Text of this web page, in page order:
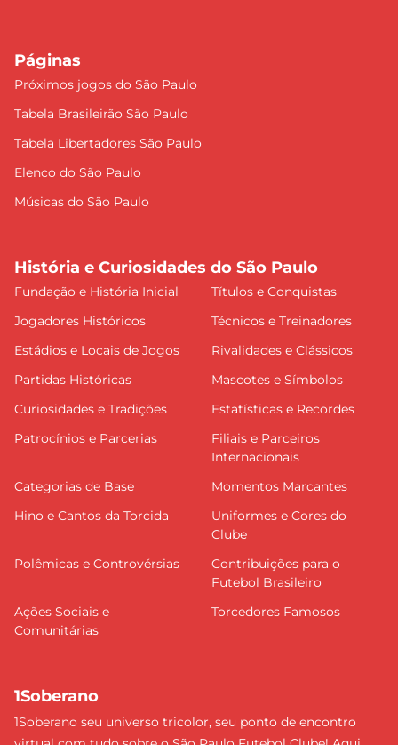
Páginas
Próximos jogos do São Paulo
Tabela Brasileirão São Paulo
Tabela Libertadores São Paulo
Elenco do São Paulo
Músicas do São Paulo
História e Curiosidades do São Paulo
Fundação e História Inicial
Títulos e Conquistas
Jogadores Históricos
Técnicos e Treinadores
Estádios e Locais de Jogos
Rivalidades e Clássicos
Partidas Históricas
Mascotes e Símbolos
Curiosidades e Tradições
Estatísticas e Recordes
Patrocínios e Parcerias
Filiais e Parceiros
Internacionais
Categorias de Base
Momentos Marcantes
Hino e Cantos da Torcida
Uniformes e Cores do
Clube
Polêmicas e Controvérsias
Contribuições para o
Futebol Brasileiro
Ações Sociais e
Comunitárias
Torcedores Famosos
1Soberano
1Soberano seu universo tricolor, seu ponto de encontro